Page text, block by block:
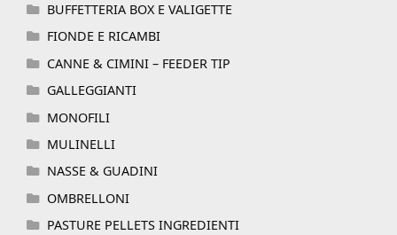
BUFFETTERIA BOX E VALIGETTE
FIONDE E RICAMBI
CANNE & CIMINI – FEEDER TIP
GALLEGGIANTI
MONOFILI
MULINELLI
NASSE & GUADINI
OMBRELLONI
PASTURE PELLETS INGREDIENTI